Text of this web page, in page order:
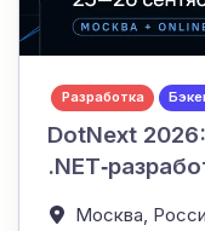
Разработка
DotNext
Москва,